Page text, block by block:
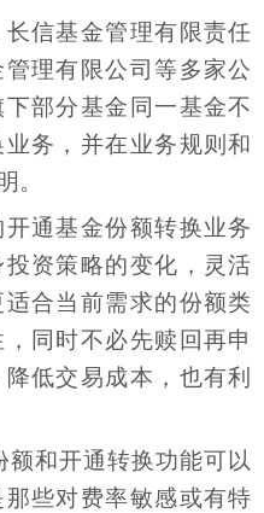
信基金管理有限责任
理有限公司等多家公
部分基金同一基金不
务，并在业务规则和
。
通基金份额转换业务
资策略的变化，灵活
合当前需求的份额类
同时不必先赎回再申
低交易成本，也有利
额和开通转换功能可以
些对费率敏感或有特